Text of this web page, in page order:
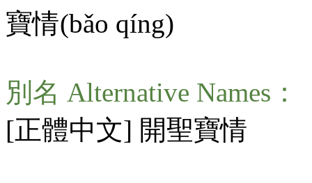
寶情(bǎo qíng)
別名 Alternative Names：
[正體中文] 開聖寶情